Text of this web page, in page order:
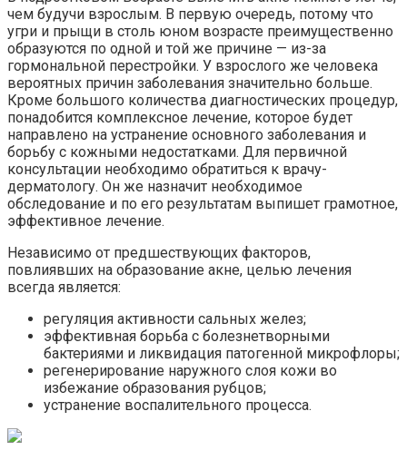
чем будучи взрослым. В первую очередь, потому что
угри и прыщи в столь юном возрасте преимущественно
образуются по одной и той же причине — из-за
гормональной перестройки. У взрослого же человека
вероятных причин заболевания значительно больше.
Кроме большого количества диагностических процедур,
понадобится комплексное лечение, которое будет
направлено на устранение основного заболевания и
борьбу с кожными недостатками. Для первичной
консультации необходимо обратиться к врачу-
дерматологу. Он же назначит необходимое
обследование и по его результатам выпишет грамотное,
эффективное лечение.
Независимо от предшествующих факторов,
повлиявших на образование акне, целью лечения
всегда является:
регуляция активности сальных желез;
эффективная борьба с болезнетворными
бактериями и ликвидация патогенной микрофлоры;
регенерирование наружного слоя кожи во
избежание образования рубцов;
устранение воспалительного процесса.